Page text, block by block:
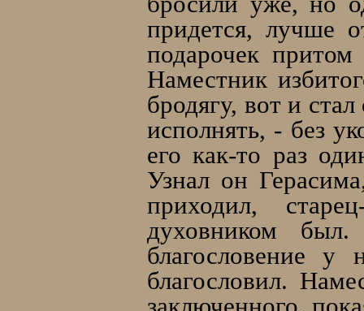
придется, лучше
подарочек
Наместник
бродягу, вот и
исполнять, - без
его как-то раз
Узнал он
приходил,
духовником
благословение
благословил.